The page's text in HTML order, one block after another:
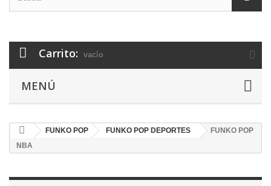
Carrito: vacío
MENÚ
FUNKO POP FUNKO POP DEPORTES
FUNKO POP
NBA